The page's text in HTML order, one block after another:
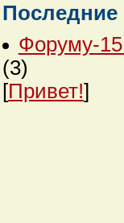
Форуму-
(3)
[Привет!]